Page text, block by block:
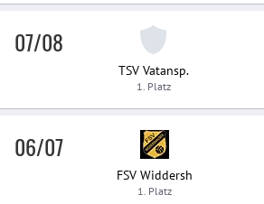
07/08
TSV Vatansp.
1. Platz
06/07
FSV Widdersh
1. Platz